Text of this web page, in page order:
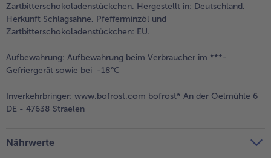
Zartbitterschokoladenstückchen. Hergestellt in: Deutschland.
Herkunft Schlagsahne, Pfefferminzöl und
Zartbitterschokoladenstückchen: EU.
Aufbewahrung: Aufbewahrung beim Verbraucher im ***-
Gefriergerät sowie bei -18°C
Inverkehrbringer: www.bofrost.com bofrost* An der Oelmühle 6
DE - 47638 Straelen
Nährwerte